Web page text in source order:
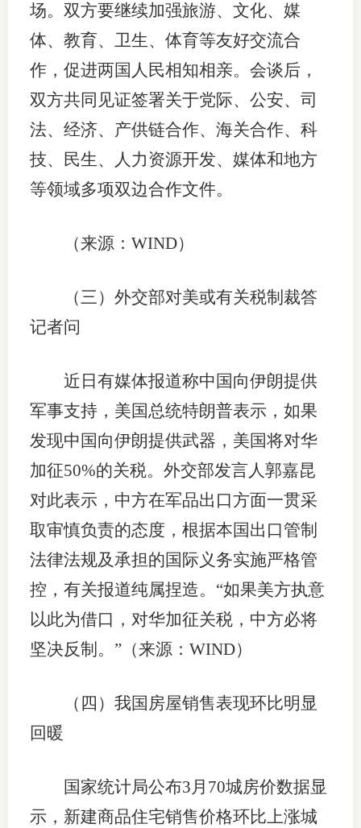
场。双方要继续加强旅游、文化、媒
体、教育、卫生、体育等友好交流合
作，促进两国人民相知相亲。会谈后，
双方共同见证签署关于党际、公安、司
法、经济、产供链合作、海关合作、科
技、民生、人力资源开发、媒体和地方
等领域多项双边合作文件。
（来源：WIND）
（三）外交部对美或有关税制裁答
记者问
近日有媒体报道称中国向伊朗提供
军事支持，美国总统特朗普表示，如果
发现中国向伊朗提供武器，美国将对华
加征50%的关税。外交部发言人郭嘉昆
对此表示，中方在军品出口方面一贯采
取审慎负责的态度，根据本国出口管制
法律法规及承担的国际义务实施严格管
控，有关报道纯属捏造。“如果美方执意
以此为借口，对华加征关税，中方必将
坚决反制。”（来源：WIND）
（四）我国房屋销售表现环比明显
回暖
国家统计局公布3月70城房价数据显
示，新建商品住宅销售价格环比上涨城